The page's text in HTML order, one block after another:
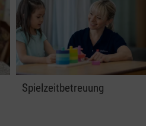
Spielzeitbetreuung